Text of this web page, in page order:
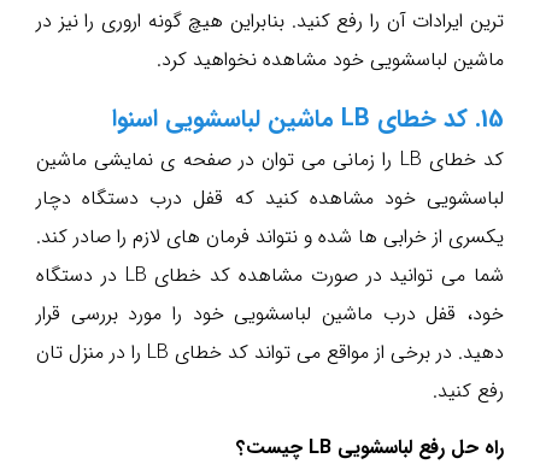
ترین ایرادات آن را رفع کنید. بنابراین هیچ گونه اروری را نیز در
ماشین لباسشویی خود مشاهده نخواهید کرد.
15. کد خطای LB ماشین لباسشویی اسنوا
کد خطای LB را زمانی می توان در صفحه ی نمایشی ماشین
لباسشویی خود مشاهده کنید که قفل درب دستگاه دچار
یکسری از خرابی ها شده و نتواند فرمان های لازم را صادر کند.
شما می توانید در صورت مشاهده کد خطای LB در دستگاه
خود، قفل درب ماشین لباسشویی خود را مورد بررسی قرار
دهید. در برخی از مواقع می تواند کد خطای LB را در منزل تان
رفع کنید.
راه حل رفع لباسشویی LB چیست؟